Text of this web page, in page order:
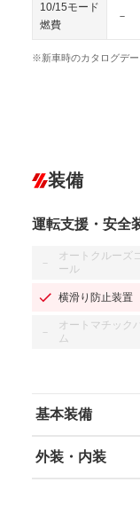
10/15モード
燃費
－
※新車時のカタログデー
装備
運転支援・安全
－
オートクルーズ
ール
横滑り防止装置
－
オートマチック
ム
基本装備
エアバッグ：運
外装・内装